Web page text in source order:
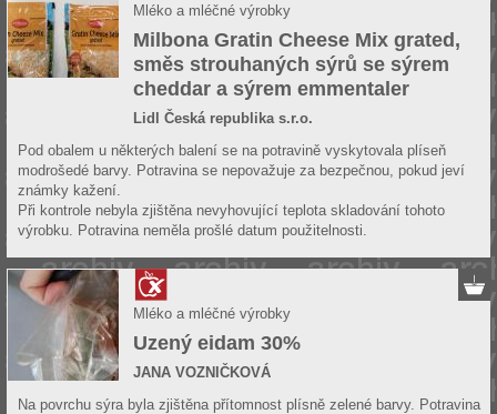
Mléko a mléčné výrobky
Milbona Gratin Cheese Mix grated,
směs strouhaných sýrů se sýrem
cheddar a sýrem emmentaler
Lidl Česká republika s.r.o.
Pod obalem u některých balení se na potravině vyskytovala plíseň
modrošedé barvy. Potravina se nepovažuje za bezpečnou, pokud jeví
známky kažení.
Při kontrole nebyla zjištěna nevyhovující teplota skladování tohoto
výrobku. Potravina neměla prošlé datum použitelnosti.
Mléko a mléčné výrobky
Uzený eidam 30%
JANA VOZNIČKOVÁ
Na povrchu sýra byla zjištěna přítomnost plísně zelené barvy. Potravina